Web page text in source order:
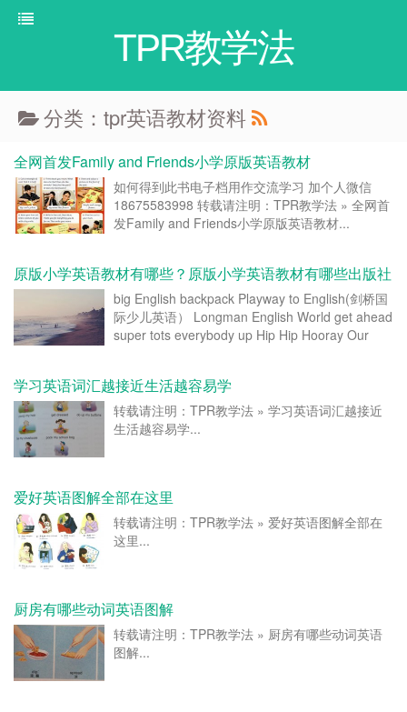
TPR教学法
分类：tpr英语教材资料
全网首发Family and Friends小学原版英语教材
如何得到此书电子档用作交流学习 加个人微信
18675583998 转载请注明：TPR教学法 » 全网首
发Family and Friends小学原版英语教材...
原版小学英语教材有哪些？原版小学英语教材有哪些出版社
big English backpack Playway to English(剑桥国
际少儿英语） Longman English World get ahead
super tots everybody up Hip Hip Hooray Our
学习英语词汇越接近生活越容易学
转载请注明：TPR教学法 » 学习英语词汇越接近
生活越容易学...
爱好英语图解全部在这里
转载请注明：TPR教学法 » 爱好英语图解全部在
这里...
厨房有哪些动词英语图解
转载请注明：TPR教学法 » 厨房有哪些动词英语
图解...